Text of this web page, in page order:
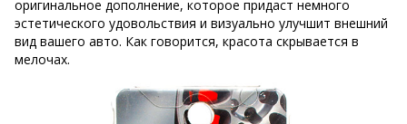
оригинальное дополнение, которое придаст немного
эстетического удовольствия и визуально улучшит внешний
вид вашего авто. Как говорится, красота скрывается в
мелочах.